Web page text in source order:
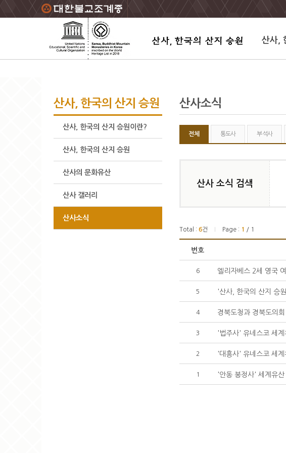
주요메뉴 바로가기
본문 바로가기
하단메뉴 바로가기
산사,
산사, 한국의 산지 승원
산사, 한국의 산지 승원이란?
산사, 한국의 산지 승원
산사의 문화유산
산사 갤러리
산사소식
산사소식
전체 통도사 부석사
산사 소식 검색
Total : 6건 Page : 1 / 1
번호
6 엘리자베스 2세 영국
5 '산사, 한국의 산지 승
4 경북도청과 경북도의
3 '법주사' 유네스코 세
2 '대흥사' 유네스코 세
1 '안동 봉정사' 세계유